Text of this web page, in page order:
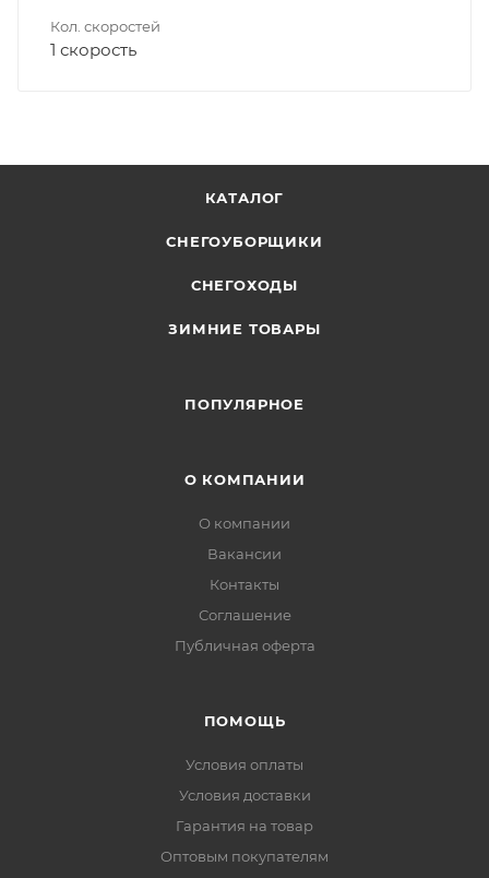
Кол. скоростей
1 скорость
КАТАЛОГ
СНЕГОУБОРЩИКИ
СНЕГОХОДЫ
ЗИМНИЕ ТОВАРЫ
ПОПУЛЯРНОЕ
О КОМПАНИИ
О компании
Вакансии
Контакты
Соглашение
Публичная оферта
ПОМОЩЬ
Условия оплаты
Условия доставки
Гарантия на товар
Оптовым покупателям